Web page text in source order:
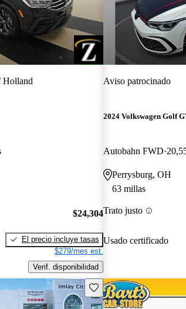
Holland
$24,304
El precio incluye tasas
$279/mes est.
Verif. disponibilidad
Aviso patrocinado
2024 Volkswagen Golf
Autobahn FWD
Perrysburg, OH
63 millas
Trato justo
Usado certificado
Guarda este Aviso